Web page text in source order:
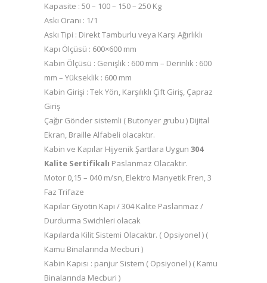
Kapasite : 50 – 100 – 150 – 250 Kg
Askı Oranı : 1/1
Askı Tipi : Direkt Tamburlu veya Karşı Ağırlıklı
Kapı Ölçüsü : 600×600 mm
Kabin Ölçüsü : Genişlik : 600 mm – Derinlik : 600
mm – Yükseklik : 600 mm
Kabin Girişi : Tek Yön, Karşılıklı Çift Giriş, Çapraz
Giriş
Çağır Gönder sistemli ( Butonyer grubu ) Dijital
Ekran, Braille Alfabeli olacaktır.
Kabin ve Kapılar Hijyenik Şartlara Uygun 304
Kalite Sertifikalı Paslanmaz Olacaktır.
Motor 0,15 – 040 m/sn, Elektro Manyetik Fren, 3
Faz Trifaze
Kapılar Giyotin Kapı / 304 Kalite Paslanmaz /
Durdurma Swichleri olacak
Kapılarda Kilit Sistemi Olacaktır. ( Opsiyonel ) (
Kamu Binalarında Mecburi )
Kabin Kapısı : panjur Sistem ( Opsiyonel ) ( Kamu
Binalarında Mecburi )